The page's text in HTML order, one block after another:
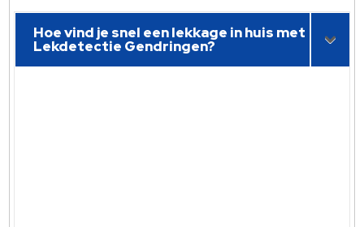
Hoe vind je snel een lekkage in huis met
Lekdetectie Gendringen?